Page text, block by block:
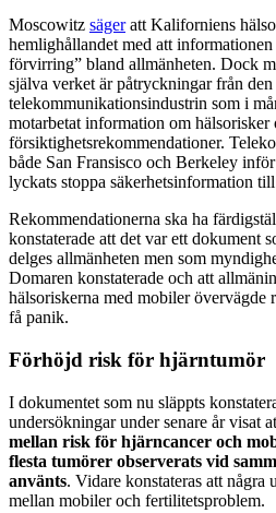
Moscowitz sägeratt Kaliforniens
hemlighållandet med att
förvirring” bland allmänheten. Dock
själva verket är påtryckningar från
telekommunikationsindustrin som i
motarbetat information om hälsorisker
försiktighetsrekommendationer.
både San Fransisco och Berkeley
lyckats stoppa säkerhetsinformation
Rekommendationerna ska ha
konstaterade att det var ett dokument
delges allmänheten men som
Domaren konstaterade och att
hälsoriskerna med mobiler övervägde
få panik.
Förhöjd risk för hjärntumör
I dokumentet som nu släppts
undersökningar under senare år visat
mellan risk för hjärncancer och
flesta tumörer observerats vid
använts. Vidare konstateras att
mellan mobiler och fertilitetsproblem.